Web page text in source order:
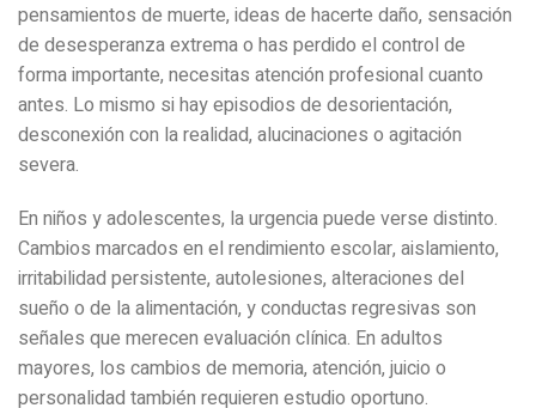
pensamientos de muerte, ideas de hacerte daño, sensación
de desesperanza extrema o has perdido el control de
forma importante, necesitas atención profesional cuanto
antes. Lo mismo si hay episodios de desorientación,
desconexión con la realidad, alucinaciones o agitación
severa.
En niños y adolescentes, la urgencia puede verse distinto.
Cambios marcados en el rendimiento escolar, aislamiento,
irritabilidad persistente, autolesiones, alteraciones del
sueño o de la alimentación, y conductas regresivas son
señales que merecen evaluación clínica. En adultos
mayores, los cambios de memoria, atención, juicio o
personalidad también requieren estudio oportuno.